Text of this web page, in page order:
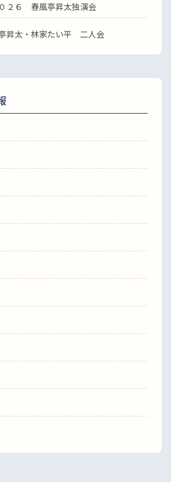
２６ 春風亭昇太独演会
昇太・林家たい平 二人会